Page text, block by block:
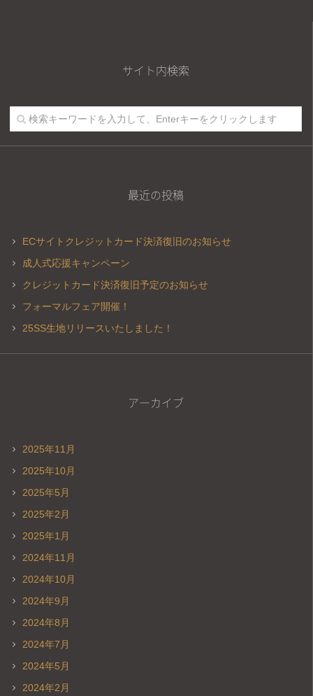
サイト内検索
最近の投稿
ECサイトクレジットカード決済復旧のお知らせ
成人式応援キャンペーン
クレジットカード決済復旧予定のお知らせ
フォーマルフェア開催！
25SS生地リリースいたしました！
アーカイブ
2025年11月
2025年10月
2025年5月
2025年2月
2025年1月
2024年11月
2024年10月
2024年9月
2024年8月
2024年7月
2024年5月
2024年2月